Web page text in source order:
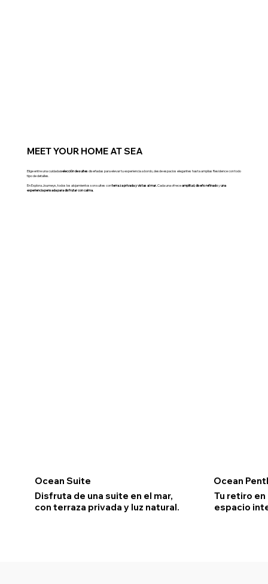
MEET YOUR HOME AT SEA
Elige entre una cuidadaselección de suites diseñadas para elevar tu experiencia a bordo, desde espacios elegantes hasta amplias Residence con todo
tipo de detalles.
En Explora Journeys, todos los alojamientos son suites conterraza privada y vistas al mar. Cada una ofreceamplitud, diseño refinadoyuna
experiencia pensada para disfrutar con calma.
Ocean Suite
Disfruta de una suite en el mar,
con terraza privada y luz natural.
Ocean
Tu retiro en
espacio